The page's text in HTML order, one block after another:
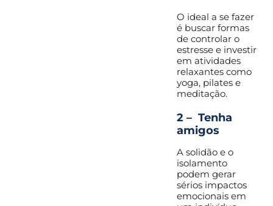
O ideal a se fazer
é buscar formas
de controlar o
estresse e investir
em atividades
relaxantes como
yoga, pilates e
meditação.
2 – Tenha
amigos
A solidão e o
isolamento
podem gerar
sérios impactos
emocionais em